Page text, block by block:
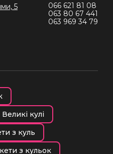
5
066 621 81 08
063 80 67 441
063 969 34 79
Великі кулі
з куль
з кульок